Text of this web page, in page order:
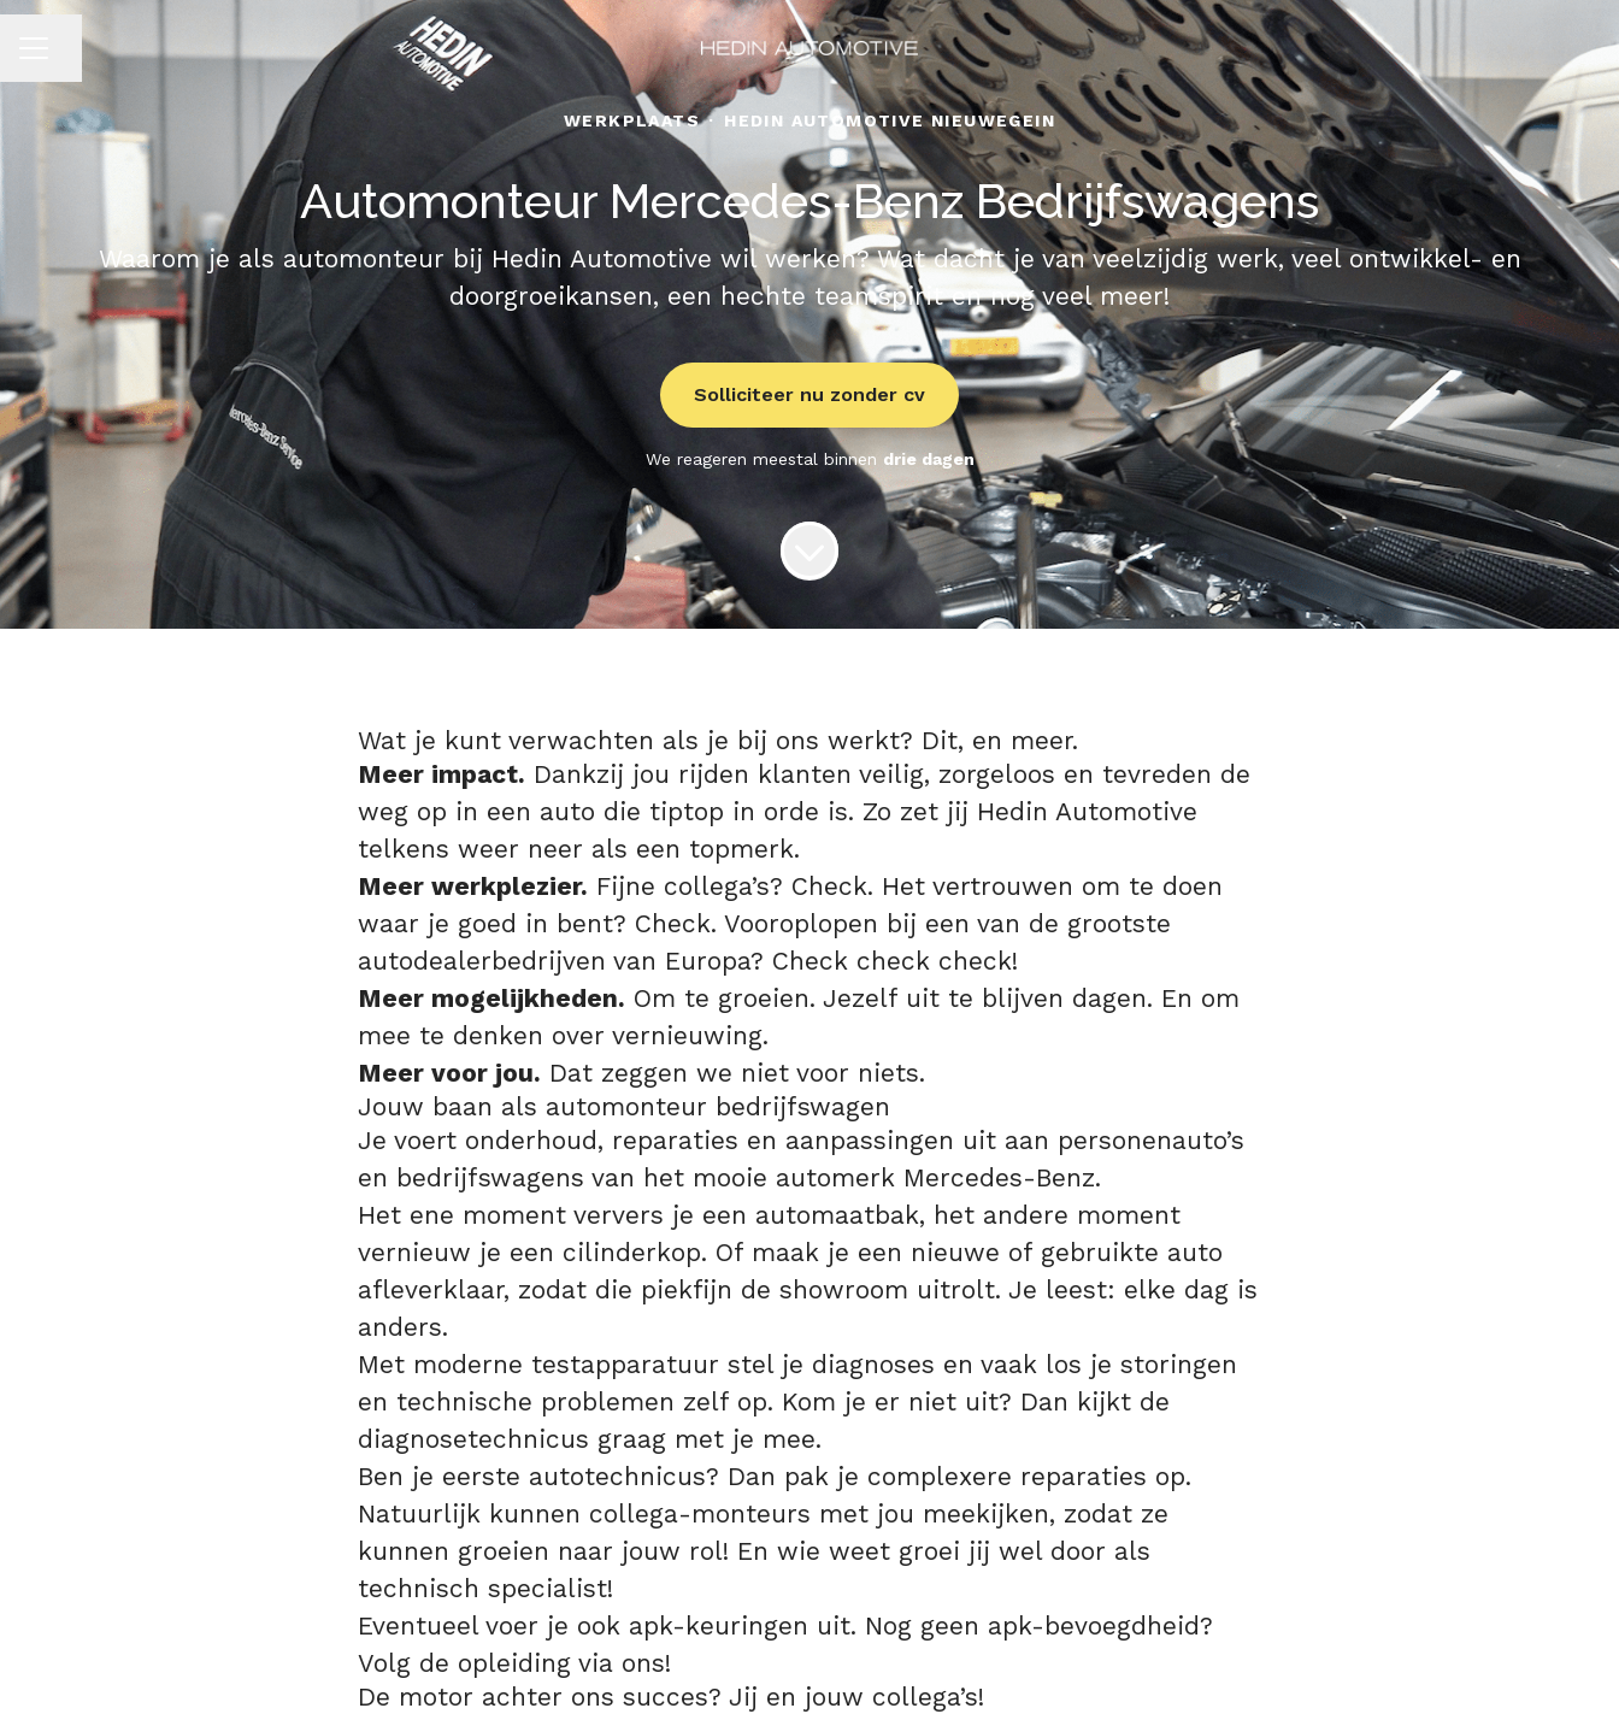
CARRIÈREMENU
Pagina delen
WERKPLAATS · HEDIN AUTOMOTIVE NIEUWEGEIN
Automonteur Mercedes-Benz Bedrijfswagens
Waarom je als automonteur bij Hedin Automotive wil werken? Wat dacht je van veelzijdig werk, veel ontwikkel- en
doorgroeikansen, een hechte teamspirit en nog veel meer!
Solliciteer nu zonder cv
We reageren meestal binnen drie dagen
Wat je kunt verwachten als je bij ons werkt? Dit, en meer.
Meer impact. Dankzij jou rijden klanten veilig, zorgeloos en tevreden de
weg op in een auto die tiptop in orde is. Zo zet jij Hedin Automotive
telkens weer neer als een topmerk.
Meer werkplezier. Fijne collega’s? Check. Het vertrouwen om te doen
waar je goed in bent? Check. Vooroplopen bij een van de grootste
autodealerbedrijven van Europa? Check check check!
Meer mogelijkheden. Om te groeien. Jezelf uit te blijven dagen. En om
mee te denken over vernieuwing.
Meer voor jou. Dat zeggen we niet voor niets.
Jouw baan als automonteur bedrijfswagen
Je voert onderhoud, reparaties en aanpassingen uit aan personenauto’s
en bedrijfswagens van het mooie automerk Mercedes-Benz.
Het ene moment ververs je een automaatbak, het andere moment
vernieuw je een cilinderkop. Of maak je een nieuwe of gebruikte auto
afleverklaar, zodat die piekfijn de showroom uitrolt. Je leest: elke dag is
anders.
Met moderne testapparatuur stel je diagnoses en vaak los je storingen
en technische problemen zelf op. Kom je er niet uit? Dan kijkt de
diagnosetechnicus graag met je mee.
Ben je eerste autotechnicus? Dan pak je complexere reparaties op.
Natuurlijk kunnen collega-monteurs met jou meekijken, zodat ze
kunnen groeien naar jouw rol! En wie weet groei jij wel door als
technisch specialist!
Eventueel voer je ook apk-keuringen uit. Nog geen apk-bevoegdheid?
Volg de opleiding via ons!
De motor achter ons succes? Jij en jouw collega’s!